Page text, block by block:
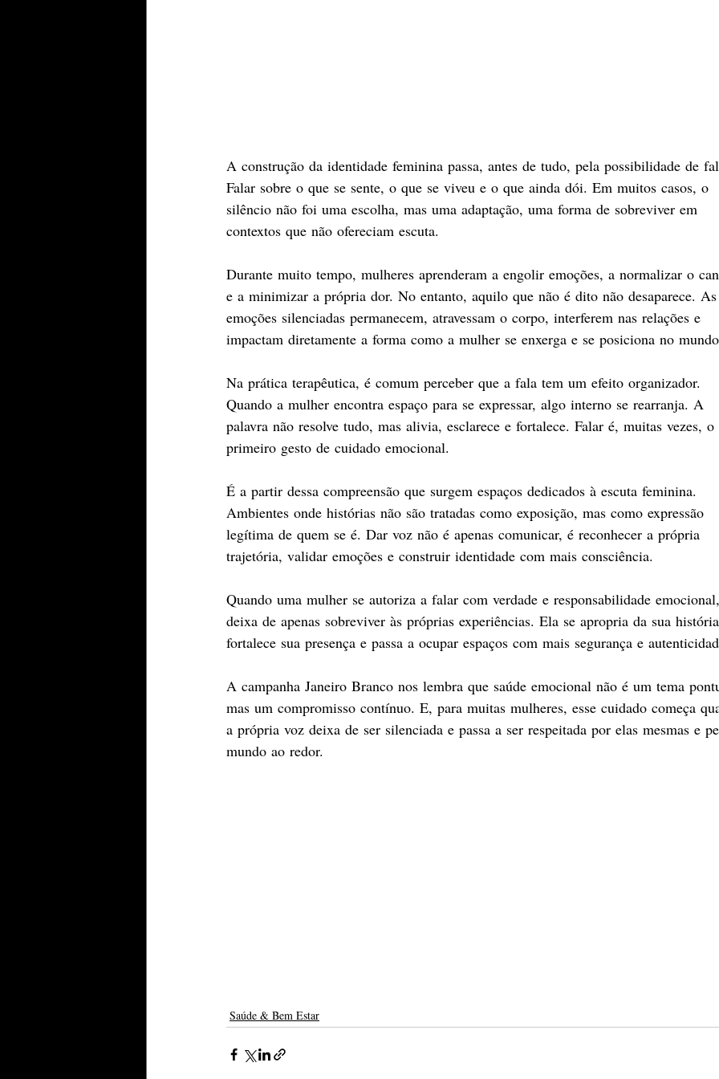
A construção da identidade feminina passa, antes de tudo, pela possibilidade de
Falar sobre o que se sente, o que se viveu e o que ainda dói. Em muitos casos, o
silêncio não foi uma escolha, mas uma adaptação, uma forma de sobreviver em
contextos que não ofereciam escuta.​
Durante muito tempo, mulheres aprenderam a engolir emoções, a normalizar o
e a minimizar a própria dor. No entanto, aquilo que não é dito não desaparece.
emoções silenciadas permanecem, atravessam o corpo, interferem nas relações e
impactam diretamente a forma como a mulher se enxerga e se posiciona no
Na prática terapêutica, é comum perceber que a fala tem um efeito organizador.
Quando a mulher encontra espaço para se expressar, algo interno se rearranja. A
palavra não resolve tudo, mas alivia, esclarece e fortalece. Falar é, muitas vezes, o
primeiro gesto de cuidado emocional.​
É a partir dessa compreensão que surgem espaços dedicados à escuta feminina.
Ambientes onde histórias não são tratadas como exposição, mas como expressão
legítima de quem se é. Dar voz não é apenas comunicar, é reconhecer a própria
trajetória, validar emoções e construir identidade com mais consciência.​
Quando uma mulher se autoriza a falar com verdade e responsabilidade
deixa de apenas sobreviver às próprias experiências. Ela se apropria da sua
fortalece sua presença e passa a ocupar espaços com mais segurança e
A campanha Janeiro Branco nos lembra que saúde emocional não é um tema
mas um compromisso contínuo. E, para muitas mulheres, esse cuidado começa
a própria voz deixa de ser silenciada e passa a ser respeitada por elas mesmas e
mundo ao redor.
Saúde & Bem Estar